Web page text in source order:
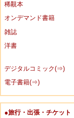
稀覯本
オンデマンド書籍
雑誌
洋書
デジタルコミック(⇒)
電子書籍(⇒)
●旅行・出張・チケット